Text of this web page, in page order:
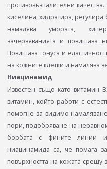
противовъзпалителни
киселина, хидратира, регулира
намалява умората,
зачервяванията и повишава
Повишава тонуса и
на кожните клетки и намалява
Ниацинамид
Известен също като витамин
витамин, който работи с
помогне за видимо
пори, подобряване на
борбата с фините линии
ниацинамида са, че помага
повърхността на кожата срещу